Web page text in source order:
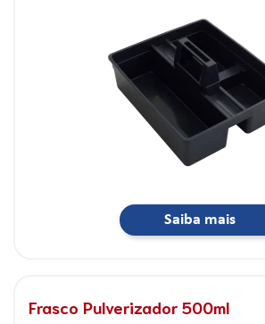
Saiba mais
Frasco Pulverizador 500ml